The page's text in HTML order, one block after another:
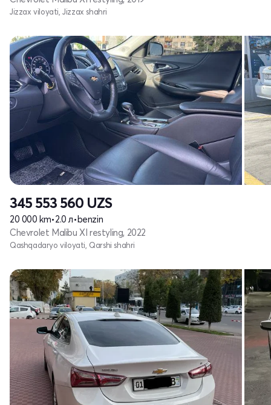
Jizzax viloyati, Jizzax shahri
345 553 560 UZS
20 000 km•2.0 л•benzin
Chevrolet Malibu XI restyling, 2022
Qashqadaryo viloyati, Qarshi shahri